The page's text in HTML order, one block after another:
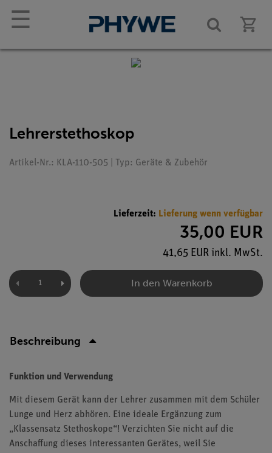
☰
Lehrerstethoskop
Artikel-Nr.: KLA-110-505 | Typ: Geräte & Zubehör
Lieferzeit: Lieferung wenn verfügbar
35,00 EUR
41,65 EUR inkl. MwSt.
In den Warenkorb
Beschreibung
Funktion und Verwendung
Mit diesem Gerät kann der Lehrer zusammen mit dem Schüler
Lunge und Herz abhören. Eine ideale Ergänzung zum
„Klassensatz Stethoskope“! Verzichten Sie nicht auf die
Anschaffung dieses interessanten Gerätes, weil Sie